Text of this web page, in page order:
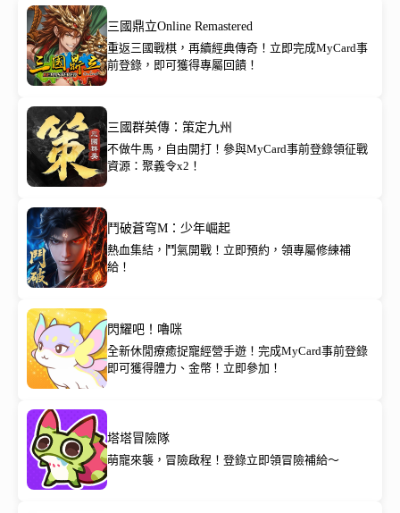
三國鼎立Online Remastered
重返三國戰棋，再續經典傳奇！立即完成MyCard事
前登錄，即可獲得專屬回饋！
三國群英傳：策定九州
不做牛馬，自由開打！參與MyCard事前登錄領征戰
資源：聚義令x2！
鬥破蒼穹M：少年崛起
熱血集結，鬥氣開戰！立即預約，領專屬修練補
給！
閃耀吧！嚕咪
全新休閒療癒捉寵經營手遊！完成MyCard事前登錄
即可獲得體力、金幣！立即參加！
塔塔冒險隊
萌寵來襲，冒險啟程！登錄立即領冒險補給～